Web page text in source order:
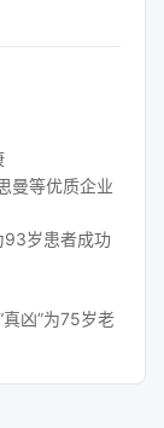
曼等优质企业
岁患者成功
凶”为75岁老